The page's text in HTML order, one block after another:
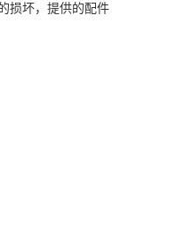
损坏，提供的配件